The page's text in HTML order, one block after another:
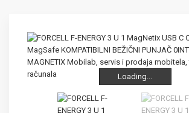
Loading...
Loading...
Loading...